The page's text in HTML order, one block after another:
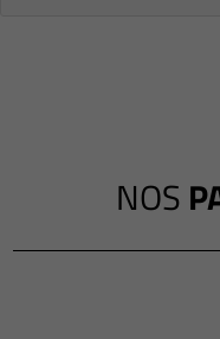
NOS